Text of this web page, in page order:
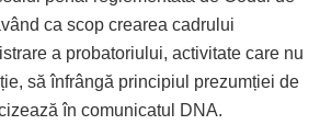
ca scop crearea cadrului
a probatoriului, activitate care nu
să înfrângă principiul prezumției de
în comunicatul DNA.